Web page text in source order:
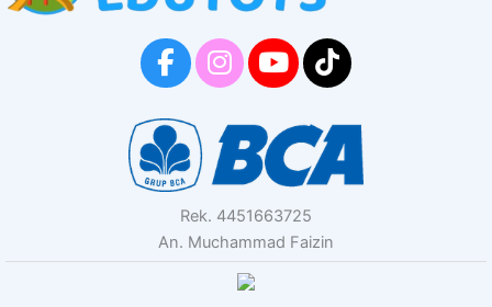
Rek. 4451663725
An. Muchammad Faizin